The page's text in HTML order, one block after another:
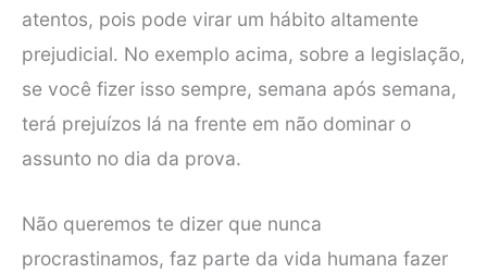
atentos, pois pode virar um hábito altamente
prejudicial. No exemplo acima, sobre a legislação,
se você fizer isso sempre, semana após semana,
terá prejuízos lá na frente em não dominar o
assunto no dia da prova.
Não queremos te dizer que nunca
procrastinamos, faz parte da vida humana fazer